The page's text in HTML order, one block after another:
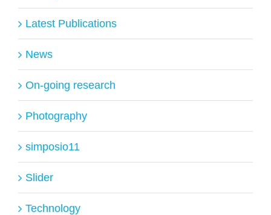
Latest Publications
News
On-going research
Photography
simposio11
Slider
Technology